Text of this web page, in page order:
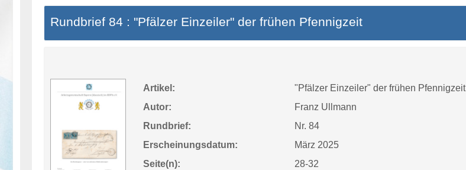
Rundbrief 84 : "Pfälzer Einzeiler" der frühen Pfennigzeit
Artikel:
"Pfälzer Einzeiler" der frühen Pfennigzeit
Autor:
Franz Ullmann
Rundbrief:
Nr. 84
Erscheinungsdatum:
März 2025
Seite(n):
28-32